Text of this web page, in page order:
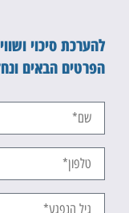
להערכת סיכוי
הפרטים הבאים